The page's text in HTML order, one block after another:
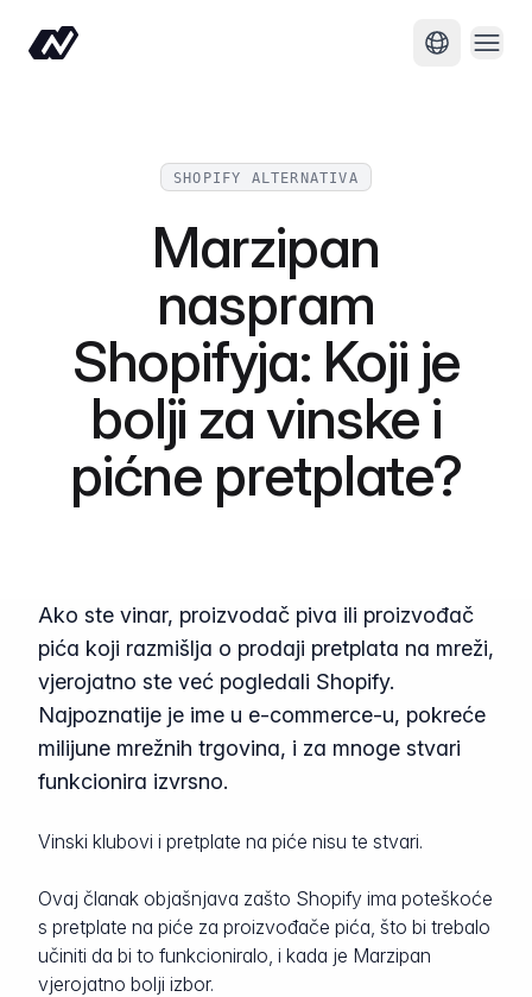
Promijeni
SHOPIFY ALTERNATIVA
Marzipan
naspram
Shopifyja: Koji je
bolji za vinske i
pićne pretplate?
Ako ste vinar, proizvodač piva ili proizvođač
pića koji razmišlja o prodaji pretplata na mreži,
vjerojatno ste već pogledali Shopify.
Najpoznatije je ime u e-commerce-u, pokreće
milijune mrežnih trgovina, i za mnoge stvari
funkcionira izvrsno.
Vinski klubovi i pretplate na piće nisu te stvari.
Ovaj članak objašnjava zašto Shopify ima poteškoće
s pretplate na piće za proizvođače pića, što bi trebalo
učiniti da bi to funkcioniralo, i kada je Marzipan
vjerojatno bolji izbor.